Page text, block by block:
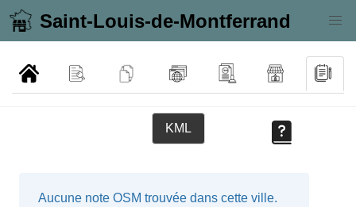
Saint-Louis-de-Montferrand
KML
Aucune note OSM trouvée dans cette ville.